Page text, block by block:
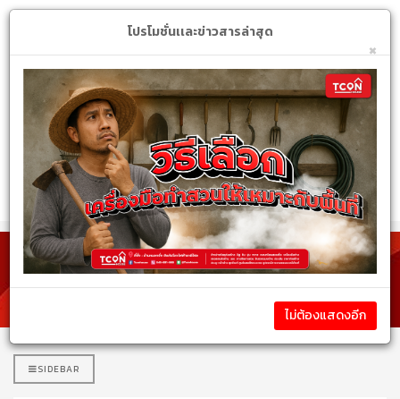
หมวดหมู่สินค้า
รายละเอียดสินค้า
SIDEBAR
โปรโมชั่นเเละข่าวสารล่าสุด
×
ไม่ต้องแสดงอีก